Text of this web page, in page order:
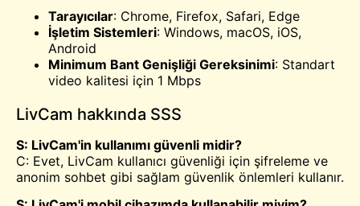
Tarayıcılar: Chrome, Firefox, Safari, Edge
İşletim Sistemleri: Windows, macOS, iOS,
Android
Minimum Bant Genişliği Gereksinimi: Standart
video kalitesi için 1 Mbps
LivCam hakkında SSS
S: LivCam'in kullanımı güvenli midir?
C: Evet, LivCam kullanıcı güvenliği için şifreleme ve
anonim sohbet gibi sağlam güvenlik önlemleri kullanır.